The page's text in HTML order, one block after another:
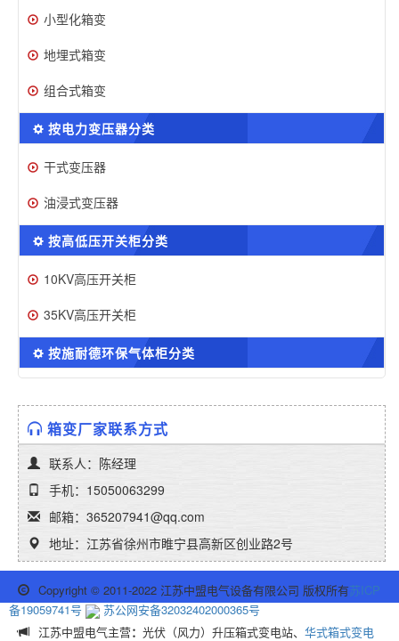
小型化箱变
地埋式箱变
组合式箱变
按电力变压器分类
干式变压器
油浸式变压器
按高低压开关柜分类
10KV高压开关柜
35KV高压开关柜
按施耐德环保气体柜分类
箱变厂家联系方式
联系人：陈经理
手机：15050063299
邮箱：365207941@qq.com
地址：江苏省徐州市睢宁县高新区创业路2号
Copyright © 2011-2022 江苏中盟电气设备有限公司 版权所有苏ICP
备19059741号
苏公网安备32032402000365号
江苏中盟电气主营： 光伏（风力）升压箱式变电站、 华式箱式变电